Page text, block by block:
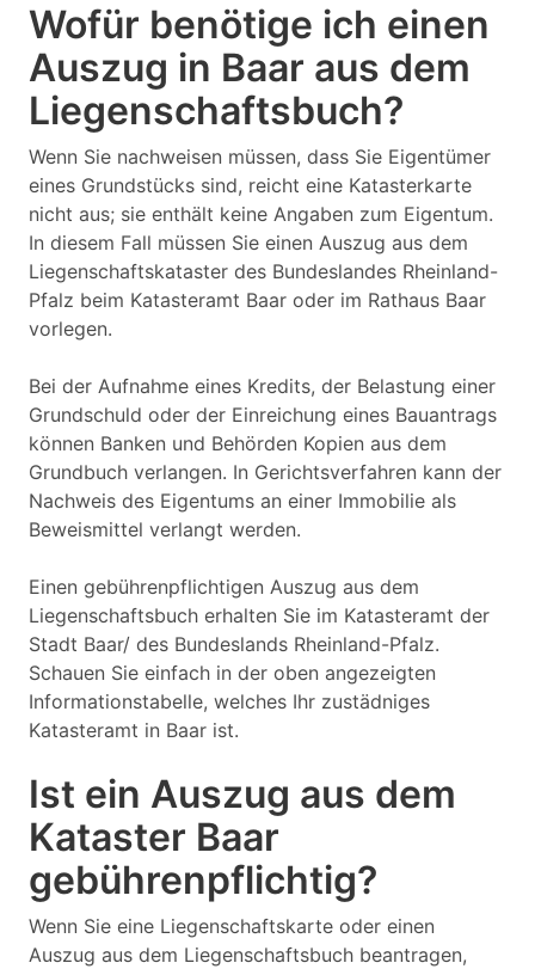
Wofür benötige ich einen
Auszug in Baar aus dem
Liegenschaftsbuch?
Wenn Sie nachweisen müssen, dass Sie Eigentümer
eines Grundstücks sind, reicht eine Katasterkarte
nicht aus; sie enthält keine Angaben zum Eigentum.
In diesem Fall müssen Sie einen Auszug aus dem
Liegenschaftskataster des Bundeslandes Rheinland-
Pfalz beim Katasteramt Baar oder im Rathaus Baar
vorlegen.
Bei der Aufnahme eines Kredits, der Belastung einer
Grundschuld oder der Einreichung eines Bauantrags
können Banken und Behörden Kopien aus dem
Grundbuch verlangen. In Gerichtsverfahren kann der
Nachweis des Eigentums an einer Immobilie als
Beweismittel verlangt werden.
Einen gebührenpflichtigen Auszug aus dem
Liegenschaftsbuch erhalten Sie im Katasteramt der
Stadt Baar/ des Bundeslands Rheinland-Pfalz.
Schauen Sie einfach in der oben angezeigten
Informationstabelle, welches Ihr zustädniges
Katasteramt in Baar ist.
Ist ein Auszug aus dem
Kataster Baar
gebührenpflichtig?
Wenn Sie eine Liegenschaftskarte oder einen
Auszug aus dem Liegenschaftsbuch beantragen,